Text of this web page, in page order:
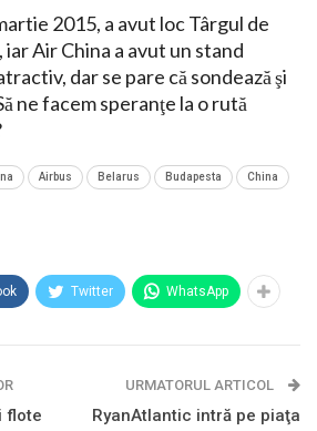
2015, a avut loc Târgul de
iar Air China a avut un stand
dar se pare că sondează şi
ne facem speranţe la o rută
Airbus Belarus Budapesta China
Twitter WhatsApp
flote
URMATORUL ARTICOL
RyanAtlantic intră pe piaţa